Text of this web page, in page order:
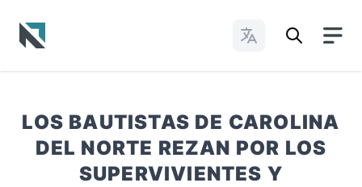
Cambiar idioma
LOS BAUTISTAS DE CAROLINA
DEL NORTE REZAN POR LOS
SUPERVIVIENTES Y